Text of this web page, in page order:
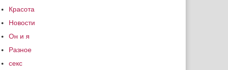
Красота
Новости
Он и я
Разное
секс